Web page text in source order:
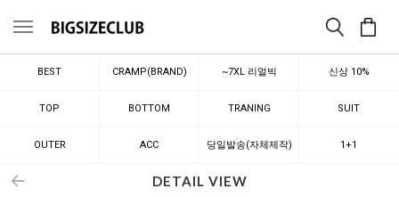
메뉴
BEST CRAMP(BRAND) ~7XL 리얼빅 신상 10%
TOP BOTTOM TRANING SUIT
OUTER ACC 당일발송(자체제작) 1+1
DETAIL VIEW